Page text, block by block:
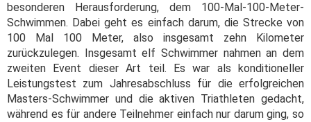
besonderen Herausforderung, dem 100-Mal-100-Meter-
Schwimmen. Dabei geht es einfach darum, die Strecke von
100 Mal 100 Meter, also insgesamt zehn Kilometer
zurückzulegen. Insgesamt elf Schwimmer nahmen an dem
zweiten Event dieser Art teil. Es war als konditioneller
Leistungstest zum Jahresabschluss für die erfolgreichen
Masters-Schwimmer und die aktiven Triathleten gedacht,
während es für andere Teilnehmer einfach nur darum ging, so